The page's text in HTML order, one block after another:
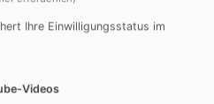
Ihre Einwilligungsstatus im
Videos